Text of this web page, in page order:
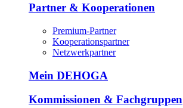
Partner & Kooperationen
Premium-Partner
Kooperationspartner
Netzwerkpartner
Mein DEHOGA
Kommissionen & Fachgruppen